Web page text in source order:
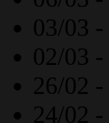
03/03 -
02/03 -
26/02 -
24/02 -